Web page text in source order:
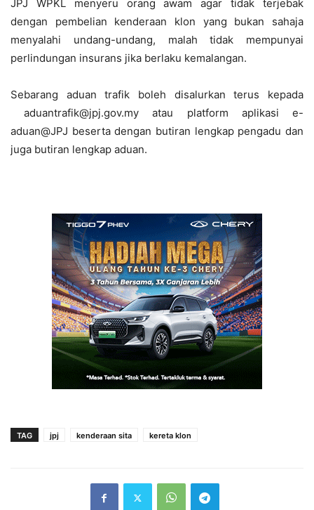
JPJ WPKL menyeru orang awam agar tidak terjebak
dengan pembelian kenderaan klon yang bukan sahaja
menyalahi undang-undang, malah tidak mempunyai
perlindungan insurans jika berlaku kemalangan.
Sebarang aduan trafik boleh disalurkan terus kepada
aduantrafik@jpj.gov.my atau platform aplikasi e-
aduan@JPJ beserta dengan butiran lengkap pengadu dan
juga butiran lengkap aduan.
TAG jpj kenderaan sita kereta klon